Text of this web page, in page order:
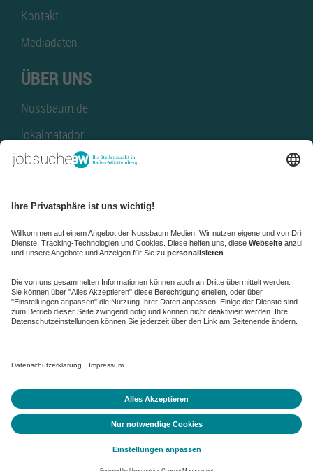
Kontakt
Mediadaten
ÜBER UNS
Nussbaum.de
lokalmatador
kaufinBW
NussbaumID
Nussbaum Medien
de.jobble.org
Datenschutz
Datenschutz-Einstellungen ändern
Impressum